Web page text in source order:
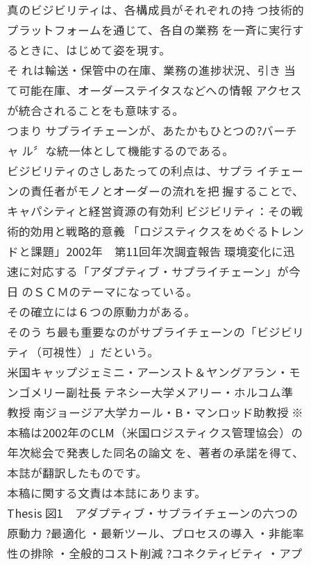
真のビジビリティは、各構成員がそれぞれの持 つ技術的
プラットフォームを通じて、各自の業務 を一斉に実行す
るときに、はじめて姿を現す。
そ れは輸送・保管中の在庫、業務の進捗状況、引き 当
て可能在庫、オーダーステイタスなどへの情報 アクセス
が統合されることをも意味する。
つまり サプライチェーンが、あたかもひとつの?バーチ
ャ ル〞な統一体として機能するのである。
ビジビリティのさしあたっての利点は、サプラ イチェー
ンの責任者がモノとオーダーの流れを把 握することで、
キャパシティと経営資源の有効利 ビジビリティ：その戦
術的効用と戦略的意義 「ロジスティクスをめぐるトレン
ドと課題」2002年 第11回年次調査報告 環境変化に迅
速に対応する「アダプティブ・サプライチェーン」が今
日 のＳＣＭのテーマになっている。
その確立には６つの原動力がある。
そのう ち最も重要なのがサプライチェーンの「ビジビリ
ティ（可視性）」だという。
米国キャップジェミニ・アーンスト＆ヤングアラン・モ
ンゴメリー副社長 テネシー大学メアリー・ホルコム準
教授 南ジョージア大学カール・B・マンロッド助教授 ※
本稿は2002年のCLM（米国ロジスティクス管理協会）の
年次総会で発表した同名の論文 を、著者の承諾を得て、
本誌が翻訳したものです。
本稿に関する文責は本誌にあります。
Thesis 図1 アダプティブ・サプライチェーンの六つの
原動力 ?最適化 ・最新ツール、プロセスの導入 ・非能率
性の排除 ・全般的コスト削減 ?コネクティビティ ・アプ